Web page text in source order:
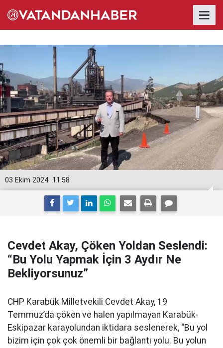
11:58
03 Ekim 2024
Cevdet Akay, Çöken Yoldan Seslendi:
“Bu Yolu Yapmak İçin 3 Aydır Ne
Bekliyorsunuz”
CHP Karabük Milletvekili Cevdet Akay, 19
Temmuz’da çöken ve halen yapılmayan Karabük-
Eskipazar karayolundan iktidara seslenerek, “Bu yol
bizim için çok çok önemli bir bağlantı yolu. Bu yolun